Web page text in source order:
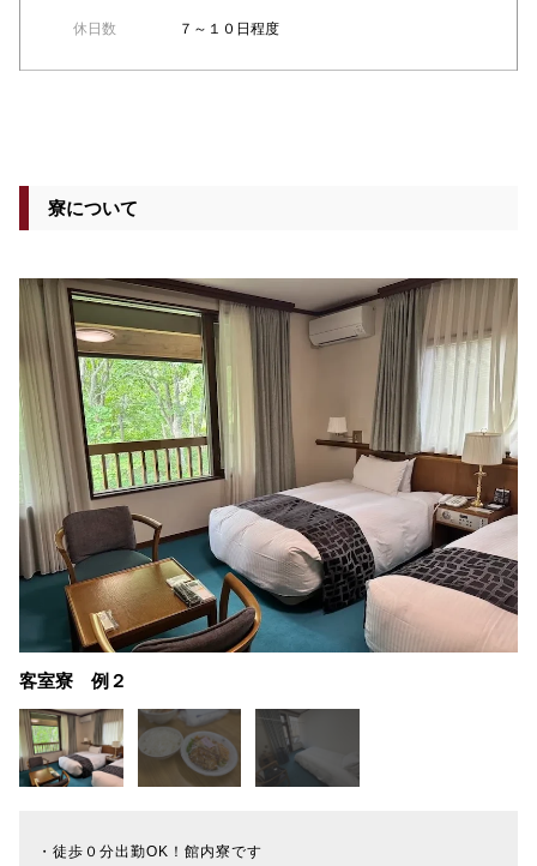
休日数 ７～１０日程度
寮について
客室寮 例２
・徒歩０分出勤OK！館内寮です